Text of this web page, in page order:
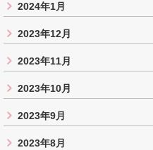
2024年1月
2023年12月
2023年11月
2023年10月
2023年9月
2023年8月